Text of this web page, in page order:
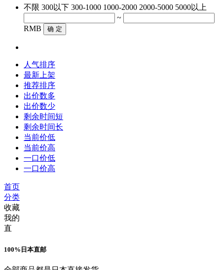
不限 300以下 300-1000 1000-2000 2000-5000 5000以上
~
RMB
确 定
人气排序
最新上架
推荐排序
出价数多
出价数少
剩余时间短
剩余时间长
当前价低
当前价高
一口价低
一口价高
首页
分类
收藏
我的
直
100%日本直邮